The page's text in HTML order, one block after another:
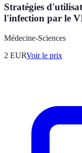
Stratégies
l'infection par le
Médecine-Sciences
2 EURVoir le prix